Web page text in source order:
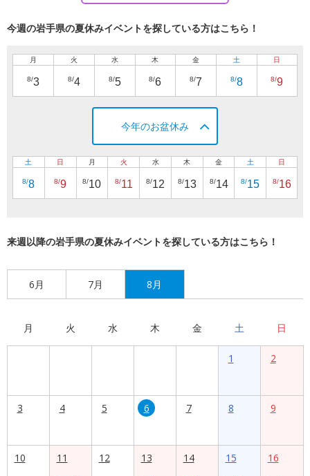
今週の岩手県の夏休みイベントを探している方はこちら！
月
8/3
火
8/4
水
8/5
木
8/6
金
8/7
土
8/8
日
8/9
今年のお盆休み
土
8/8
日
8/9
月
8/10
火
8/11
水
8/12
木
8/13
金
8/14
土
8/15
日
8/16
来週以降の岩手県の夏休みイベントを探している方はこちら！
6月 7月 8月
月 火 水 木 金 土 日
1 2
3 4 5 6 7 8 9
10
11
12
13
14
15
16